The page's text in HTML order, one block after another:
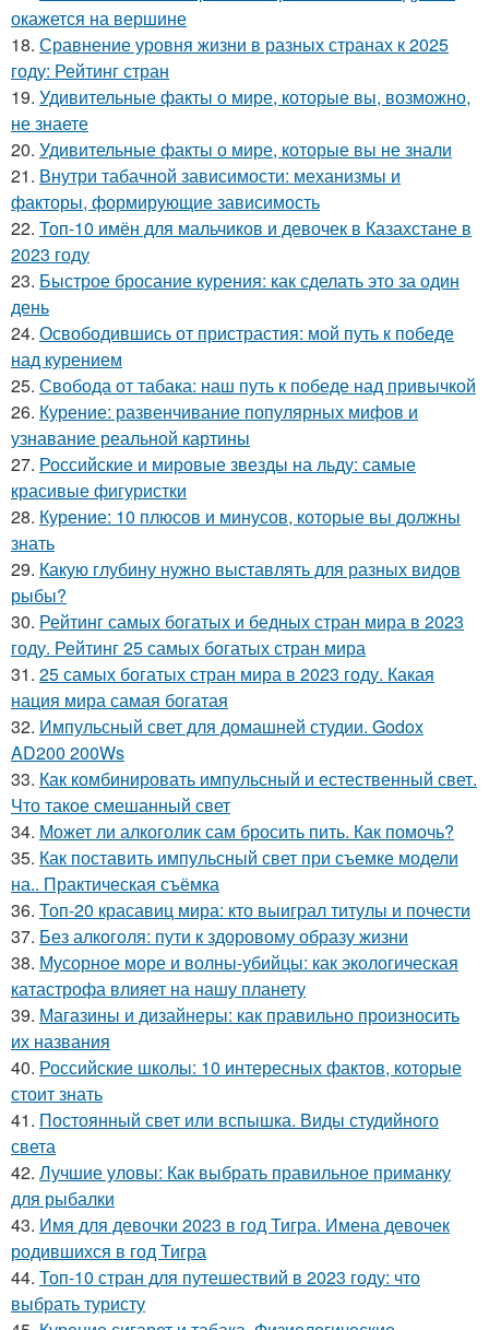
окажется на вершине
18. Сравнение уровня жизни в разных странах к 2025
году: Рейтинг стран
19. Удивительные факты о мире, которые вы, возможно,
не знаете
20. Удивительные факты о мире, которые вы не знали
21. Внутри табачной зависимости: механизмы и
факторы, формирующие зависимость
22. Топ-10 имён для мальчиков и девочек в Казахстане в
2023 году
23. Быстрое бросание курения: как сделать это за один
день
24. Освободившись от пристрастия: мой путь к победе
над курением
25. Свобода от табака: наш путь к победе над привычкой
26. Курение: развенчивание популярных мифов и
узнавание реальной картины
27. Российские и мировые звезды на льду: самые
красивые фигуристки
28. Курение: 10 плюсов и минусов, которые вы должны
знать
29. Какую глубину нужно выставлять для разных видов
рыбы?
30. Рейтинг самых богатых и бедных стран мира в 2023
году. Рейтинг 25 самых богатых стран мира
31. 25 самых богатых стран мира в 2023 году. Какая
нация мира самая богатая
32. Импульсный свет для домашней студии. Godox
AD200 200Ws
33. Как комбинировать импульсный и естественный свет.
Что такое смешанный свет
34. Может ли алкоголик сам бросить пить. Как помочь?
35. Как поставить импульсный свет при съемке модели
на.. Практическая съёмка
36. Топ-20 красавиц мира: кто выиграл титулы и почести
37. Без алкоголя: пути к здоровому образу жизни
38. Мусорное море и волны-убийцы: как экологическая
катастрофа влияет на нашу планету
39. Магазины и дизайнеры: как правильно произносить
их названия
40. Российские школы: 10 интересных фактов, которые
стоит знать
41. Постоянный свет или вспышка. Виды студийного
света
42. Лучшие уловы: Как выбрать правильное приманку
для рыбалки
43. Имя для девочки 2023 в год Тигра. Имена девочек
родившихся в год Тигра
44. Топ-10 стран для путешествий в 2023 году: что
выбрать туристу